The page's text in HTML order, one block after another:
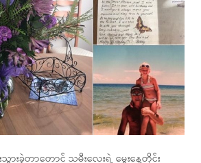
ားခဲ့တာတောင် သမီးလေးရဲ့ မွေးနေ့တိုင်း